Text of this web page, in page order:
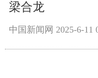
梁合龙
中国新闻网 2025-6-11